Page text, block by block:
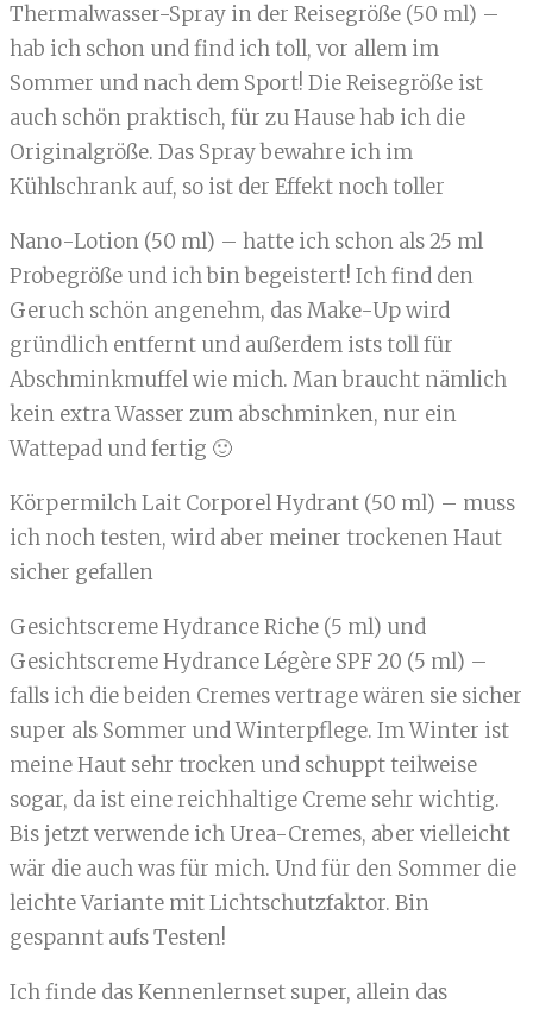
Thermalwasser-Spray in der Reisegröße (50 ml) –
hab ich schon und find ich toll, vor allem im
Sommer und nach dem Sport! Die Reisegröße ist
auch schön praktisch, für zu Hause hab ich die
Originalgröße. Das Spray bewahre ich im
Kühlschrank auf, so ist der Effekt noch toller
Nano-Lotion (50 ml) – hatte ich schon als 25 ml
Probegröße und ich bin begeistert! Ich find den
Geruch schön angenehm, das Make-Up wird
gründlich entfernt und außerdem ists toll für
Abschminkmuffel wie mich. Man braucht nämlich
kein extra Wasser zum abschminken, nur ein
Wattepad und fertig 🙂
Körpermilch Lait Corporel Hydrant (50 ml) – muss
ich noch testen, wird aber meiner trockenen Haut
sicher gefallen
Gesichtscreme Hydrance Riche (5 ml) und
Gesichtscreme Hydrance Légère SPF 20 (5 ml) –
falls ich die beiden Cremes vertrage wären sie sicher
super als Sommer und Winterpflege. Im Winter ist
meine Haut sehr trocken und schuppt teilweise
sogar, da ist eine reichhaltige Creme sehr wichtig.
Bis jetzt verwende ich Urea-Cremes, aber vielleicht
wär die auch was für mich. Und für den Sommer die
leichte Variante mit Lichtschutzfaktor. Bin
gespannt aufs Testen!
Ich finde das Kennenlernset super, allein das